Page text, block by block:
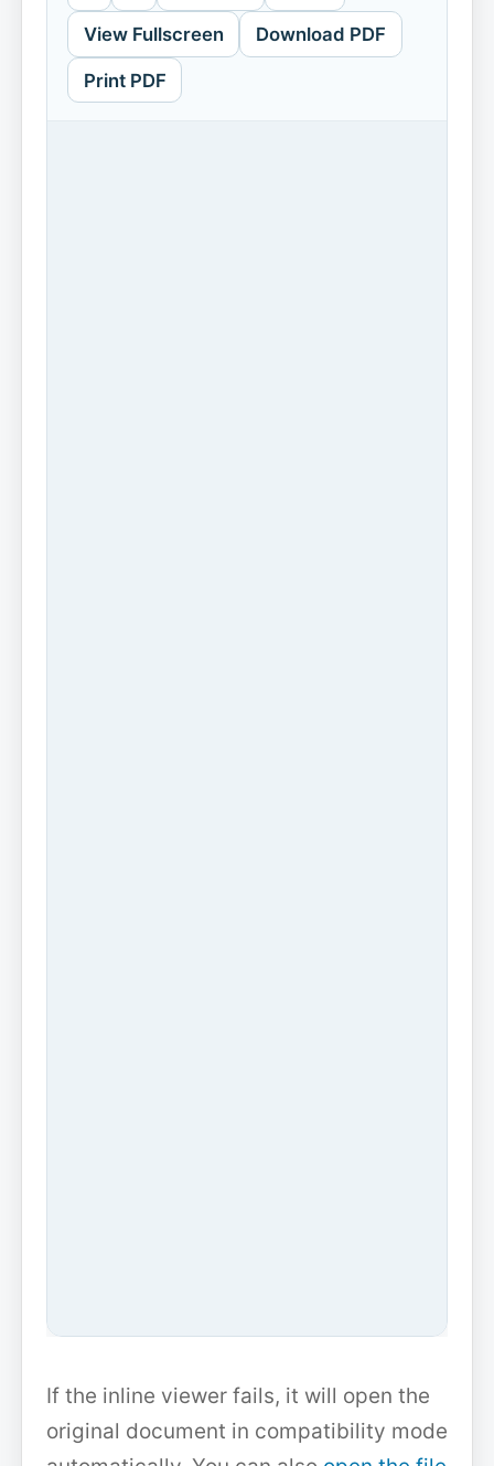
View Fullscreen Download PDF
Print PDF
If the inline viewer fails, it will open the
original document in compatibility mode